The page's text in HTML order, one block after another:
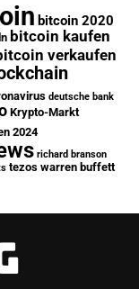
bitcoin 2020
bitcoin kaufen
verkaufen
deutsche bank
Krypto-Markt
2024
richard branson
tezos warren buffett